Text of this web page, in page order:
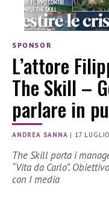
SPONSOR
L’attore
The Skill –
parlare in
ANDREA SANNA | 17
The Skill porta i
“Vita da Carlo”.
con I media